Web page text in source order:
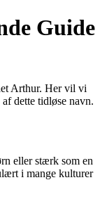
Guide
Arthur. Her vil vi
dette tidløse navn.
eller stærk som en
i mange kulturer